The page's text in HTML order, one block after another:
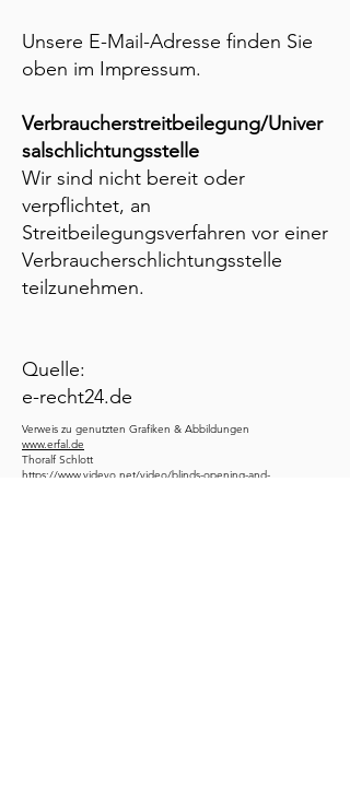
Unsere E-Mail-Adresse finden Sie
oben im Impressum.
Verbraucherstreitbeilegung/Univer
salschlichtungsstelle
Wir sind nicht bereit oder
verpflichtet, an
Streitbeilegungsverfahren vor einer
Verbraucherschlichtungsstelle
teilzunehmen.
Quelle:
e-recht24.de
Verweis zu genutzten Grafiken & Abbildungen
www.erfal.de
Thoralf Schlott
https://www.videvo.net/video/blinds-opening-and-